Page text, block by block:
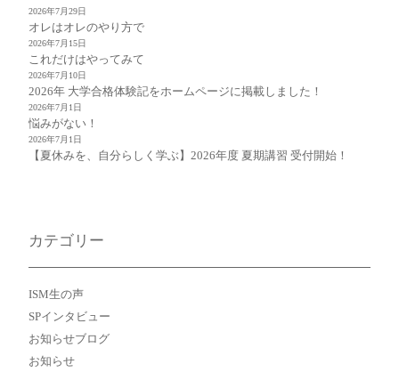
オレはオレのやり方で
2026年7月29日
これだけはやってみて
2026年7月15日
2026年 大学合格体験記をホームページに掲載しました！
2026年7月10日
悩みがない！
2026年7月1日
【夏休みを、自分らしく学ぶ】2026年度 夏期講習 受付開始！
2026年7月1日
カテゴリー
ISM生の声
SPインタビュー
お知らせブログ
お知らせ